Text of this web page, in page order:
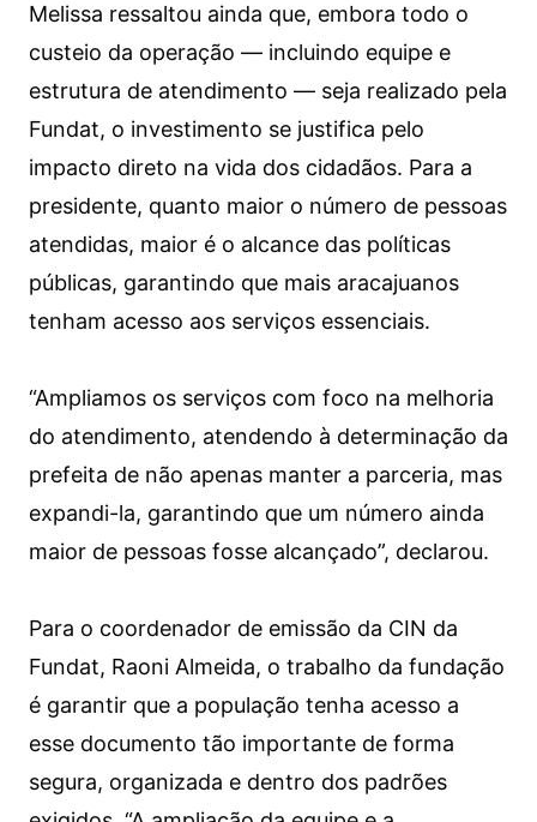
Melissa ressaltou ainda que, embora todo o
custeio da operação — incluindo equipe e
estrutura de atendimento — seja realizado pela
Fundat, o investimento se justifica pelo
impacto direto na vida dos cidadãos. Para a
presidente, quanto maior o número de pessoas
atendidas, maior é o alcance das políticas
públicas, garantindo que mais aracajuanos
tenham acesso aos serviços essenciais.
“Ampliamos os serviços com foco na melhoria
do atendimento, atendendo à determinação da
prefeita de não apenas manter a parceria, mas
expandi-la, garantindo que um número ainda
maior de pessoas fosse alcançado”, declarou.
Para o coordenador de emissão da CIN da
Fundat, Raoni Almeida, o trabalho da fundação
é garantir que a população tenha acesso a
esse documento tão importante de forma
segura, organizada e dentro dos padrões